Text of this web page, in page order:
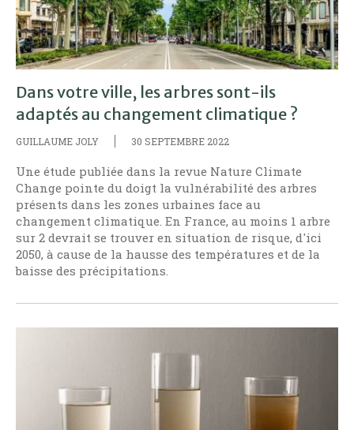
Dans votre ville, les arbres sont-ils
adaptés au changement climatique ?
GUILLAUME JOLY 30 SEPTEMBRE 2022
Une étude publiée dans la revue Nature Climate
Change pointe du doigt la vulnérabilité des arbres
présents dans les zones urbaines face au
changement climatique. En France, au moins 1 arbre
sur 2 devrait se trouver en situation de risque, d'ici
2050, à cause de la hausse des températures et de la
baisse des précipitations.